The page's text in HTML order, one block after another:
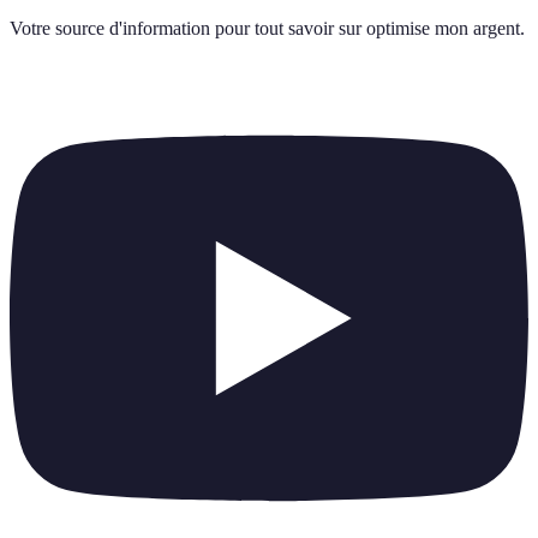
Votre source d'information pour tout savoir sur optimise mon argent.